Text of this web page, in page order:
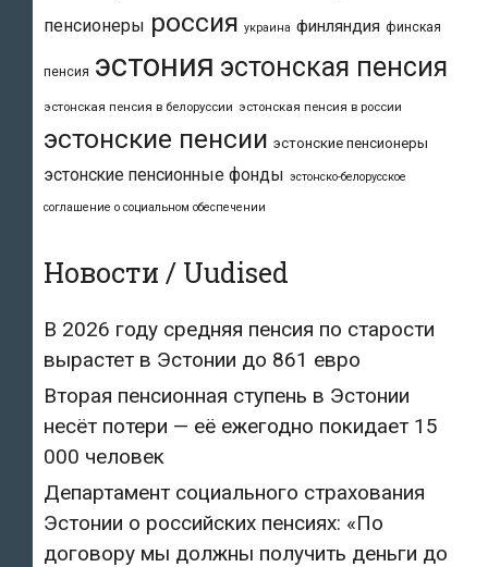
пенсионеры россия украина финляндия финская
пенсия эстония эстонская пенсия
эстонская пенсия в белоруссии эстонская пенсия в россии
эстонские пенсии эстонские пенсионеры
эстонские пенсионные фонды эстонско-белорусское
соглашение о социальном обеспечении
Новости / Uudised
В 2026 году средняя пенсия по старости
вырастет в Эстонии до 861 евро
Вторая пенсионная ступень в Эстонии
несёт потери — её ежегодно покидает 15
000 человек
Департамент социального страхования
Эстонии о российских пенсиях: «По
договору мы должны получить деньги до